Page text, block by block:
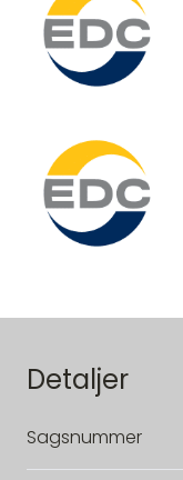
Detaljer
Sagsnummer